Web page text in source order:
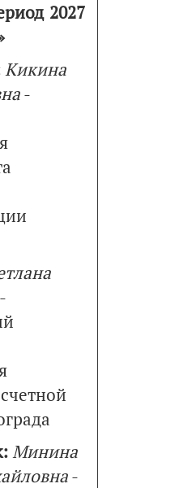
2027
Кикина
-
-
Минина
-